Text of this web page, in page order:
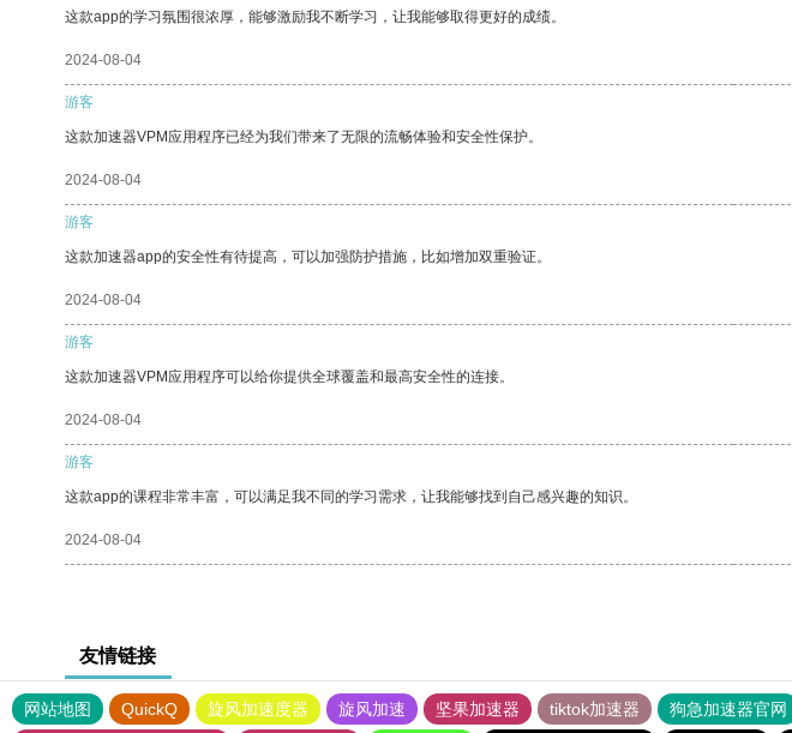
这款app的学习氛围很浓厚，能够激励我不断学习，让我能够取得更好的成绩。
2024-08-04
游客
这款加速器VPM应用程序已经为我们带来了无限的流畅体验和安全性保护。
2024-08-04
游客
这款加速器app的安全性有待提高，可以加强防护措施，比如增加双重验证。
2024-08-04
游客
这款加速器VPM应用程序可以给你提供全球覆盖和最高安全性的连接。
2024-08-04
游客
这款app的课程非常丰富，可以满足我不同的学习需求，让我能够找到自己感兴趣的知识。
2024-08-04
友情链接
网站地图 QuickQ 旋风加速度器 旋风加速 坚果加速器 tiktok加速器 狗急加速器官网